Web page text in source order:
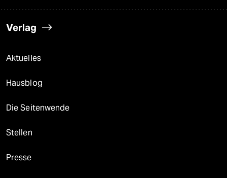
Verlag
Aktuelles
Hausblog
Die Seitenwende
Stellen
Presse